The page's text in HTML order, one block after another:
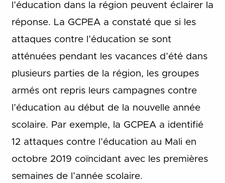
l’éducation dans la région peuvent éclairer la
réponse. La GCPEA a constaté que si les
attaques contre l’éducation se sont
atténuées pendant les vacances d’été dans
plusieurs parties de la région, les groupes
armés ont repris leurs campagnes contre
l’éducation au début de la nouvelle année
scolaire. Par exemple, la GCPEA a identifié
12 attaques contre l’éducation au Mali en
octobre 2019 coïncidant avec les premières
semaines de l’année scolaire.